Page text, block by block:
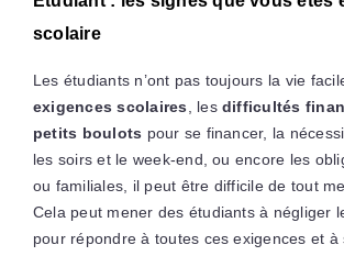
scolaire
Les étudiants n’ont pas toujours la vie
exigences scolaires , lesdifficultés
petits boulots pour se financer, la
les soirs et le week-end, ou encore les
ou familiales, il peut être difficile de tout
Cela peut mener des étudiants à négliger
pour répondre à toutes ces exigences et à